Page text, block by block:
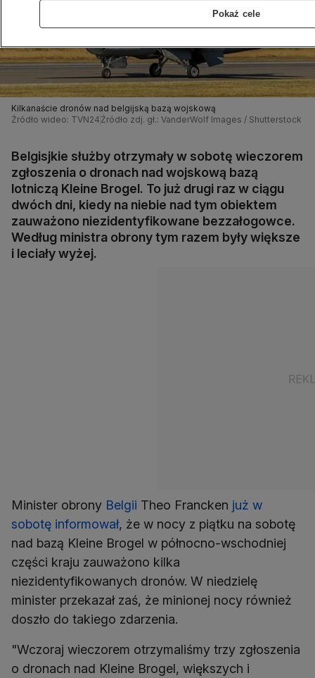
Kilkanaście dronów nad belgijską bazą wojskową
Źródło wideo: TVN24 Źródło zdj. gł.: VanderWolf Images / Shutterstock
Belgisjkie służby otrzymały w sobotę wieczorem
zgłoszenia o dronach nad wojskową bazą
lotniczą Kleine Brogel. To już drugi raz w ciągu
dwóch dni, kiedy na niebie nad tym obiektem
zauważono niezidentyfikowane bezzałogowce.
Według ministra obrony tym razem były większe
i leciały wyżej.
Minister obrony Belgii Theo Francken już w
sobotę informował, że w nocy z piątku na sobotę
nad bazą Kleine Brogel w północno-wschodniej
części kraju zauważono kilka
niezidentyfikowanych dronów. W niedzielę
minister przekazał zaś, że minionej nocy również
doszło do takiego zdarzenia.
"Wczoraj wieczorem otrzymaliśmy trzy zgłoszenia
o dronach nad Kleine Brogel, większych i
Pokaż cele